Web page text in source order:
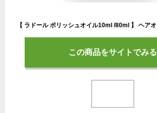
この商品をサイトでみる